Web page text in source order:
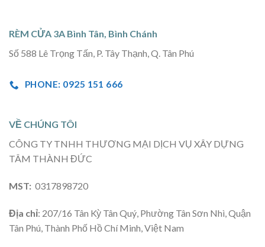
RÈM CỬA 3A Bình Tân, Bình Chánh
Số 588 Lê Trọng Tấn, P. Tây Thạnh, Q. Tân Phú
PHONE: 0925 151 666
VỀ CHÚNG TÔI
CÔNG TY TNHH THƯƠNG MẠI DỊCH VỤ XÂY DỰNG
TÂM THÀNH ĐỨC
MST: 0317898720
Địa chỉ: 207/16 Tân Kỳ Tân Quý, Phường Tân Sơn Nhì, Quận
Tân Phú, Thành Phố Hồ Chí Minh, Việt Nam